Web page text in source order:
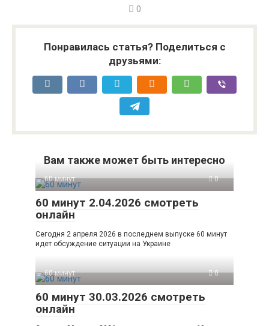
0
Понравилась статья? Поделиться с
друзьями:
Вам также может быть интересно
60 минут 0
60 минут 2.04.2026 смотреть
онлайн
Сегодня 2 апреля 2026 в последнем выпуске 60 минут
идет обсуждение ситуации на Украине
60 минут 0
60 минут 30.03.2026 смотреть
онлайн